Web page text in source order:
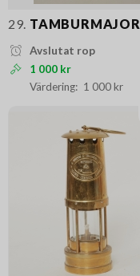
29. TAMBURMAJOR
Avslutat rop
1 000 kr
1 000 kr